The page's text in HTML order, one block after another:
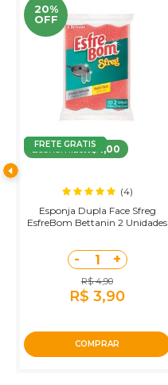
FRETE GRATIS
20%
OFF
EconomizeR$ 1,00
(4)
Esponja Dupla Face Sfreg
EsfreBom Bettanin 2 Unidades
- 1 +
R$ 4,90
R$ 3,90
COMPRAR